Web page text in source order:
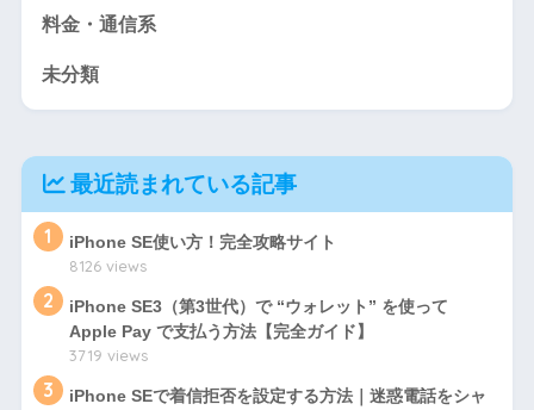
料金・通信系
未分類
最近読まれている記事
1
iPhone SE使い方！完全攻略サイト
8126 views
2
iPhone SE3（第3世代）で “ウォレット” を使って
Apple Pay で支払う方法【完全ガイド】
3719 views
3
iPhone SEで着信拒否を設定する方法｜迷惑電話をシャ